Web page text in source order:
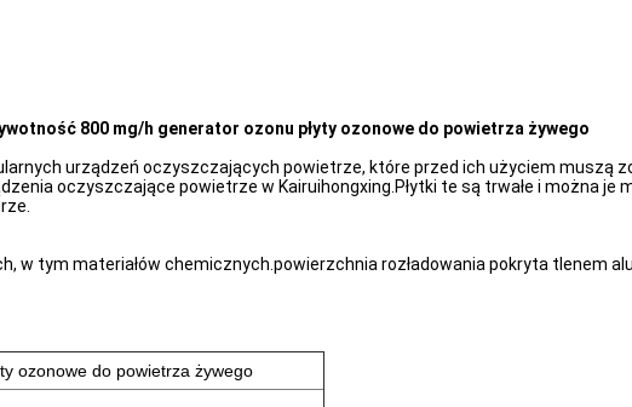
800 mg/h generator ozonu płyty ozonowe do powietrza żywego
urządzeń oczyszczających powietrze, które przed ich użyciem muszą
oczyszczające powietrze w Kairuihongxing.Płytki te są trwałe i można je
w tym materiałów chemicznych.powierzchnia rozładowania pokryta tlenem
ozonowe do powietrza żywego